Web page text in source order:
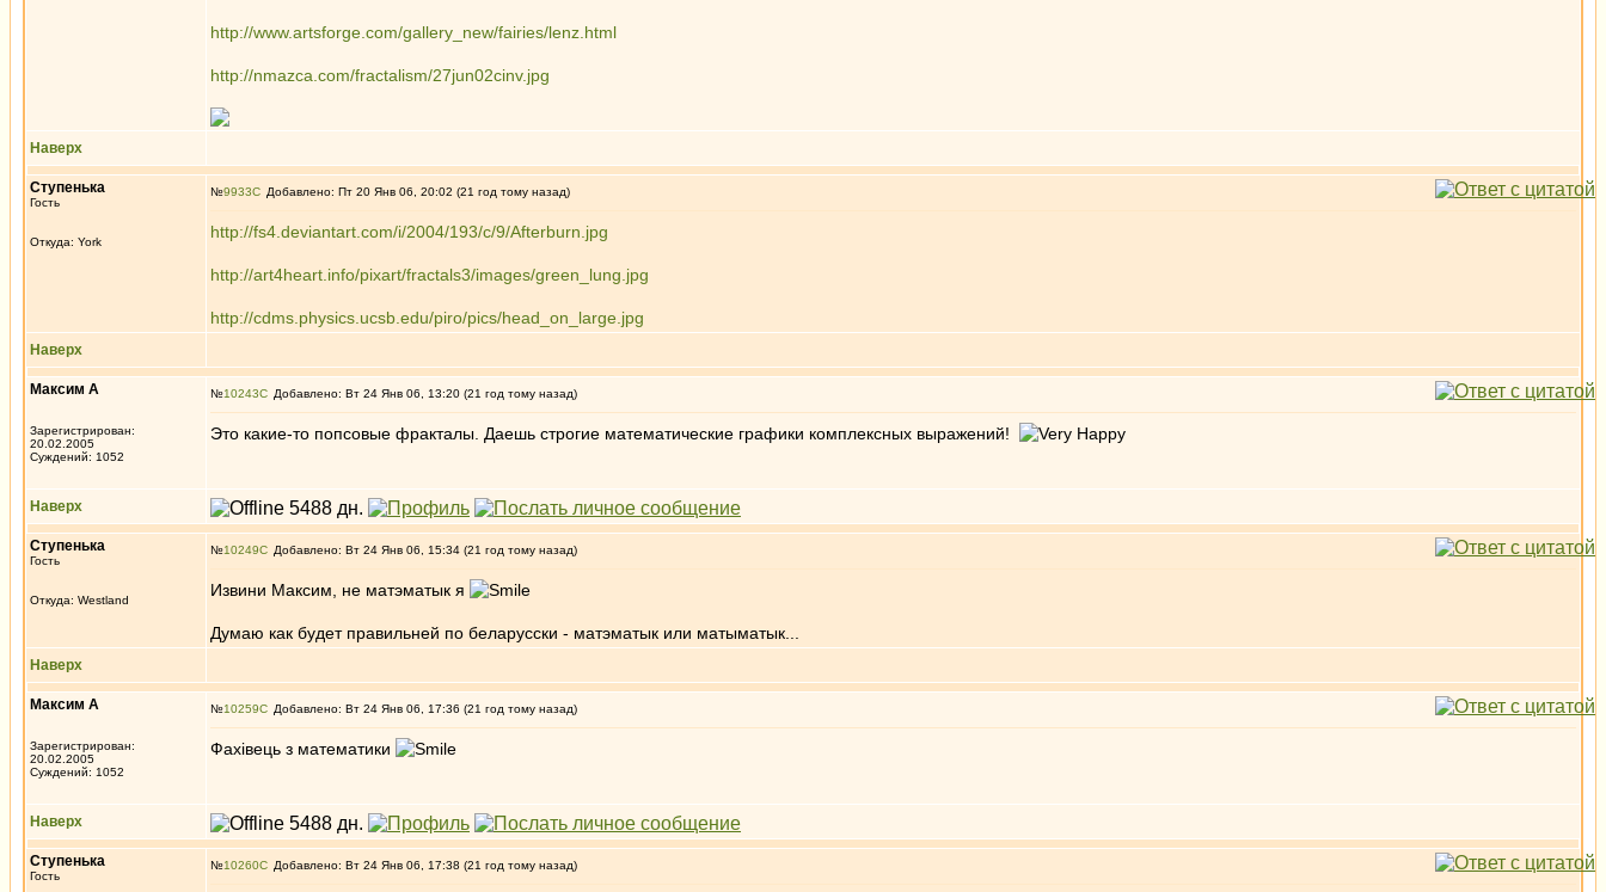
http://www.artsforge.com/gallery_new/fairies/lenz.html
http://nmazca.com/fractalism/27jun02cinv.jpg
Наверх
Ступенькa
Гость
Откуда: York
№9933 Добавлено: Пт 20 Янв 06, 20:02 (21 год тому назад)
http://fs4.deviantart.com/i/2004/193/c/9/Afterburn.jpg
http://art4heart.info/pixart/fractals3/images/green_lung.jpg
http://cdms.physics.ucsb.edu/piro/pics/head_on_large.jpg
Наверх
Максим А
Зарегистрирован:
20.02.2005
Суждений: 1052
№10243 Добавлено: Вт 24 Янв 06, 13:20 (21 год тому назад)
Это какие-то попсовые фракталы. Даешь строгие математические графики комплексных выражений!
Наверх
Ступенькa
Гость
Откуда: Westland
№10249 Добавлено: Вт 24 Янв 06, 15:34 (21 год тому назад)
Извини Максим, не матэматык я
Думаю как будет правильней по беларусски - матэматык или матыматык...
Наверх
Максим А
Зарегистрирован:
20.02.2005
Суждений: 1052
№10259 Добавлено: Вт 24 Янв 06, 17:36 (21 год тому назад)
Фахiвець з математики
Наверх
Ступенькa
Гость
№10260 Добавлено: Вт 24 Янв 06, 17:38 (21 год тому назад)